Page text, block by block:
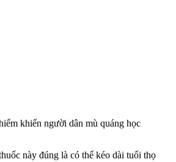
khiến người dân mù quáng học
này đúng là có thể kéo dài tuổi thọ